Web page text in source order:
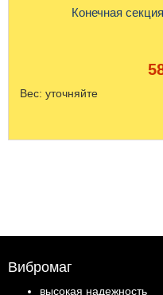
Конечная
Вес: уточняйте
Вибромаг
высокая надежность